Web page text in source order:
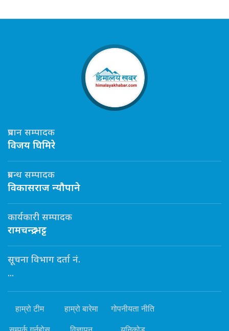
प्रधान सम्पादक
विजय घिमिरे
प्रबन्ध सम्पादक
विकासराज न्यौपाने
कार्यकारी सम्पादक
रामचन्द्र भट्ट
सूचना विभाग दर्ता नं.
...
हाम्रो टीम हाम्रो बारेमा गोपनीयता नीति